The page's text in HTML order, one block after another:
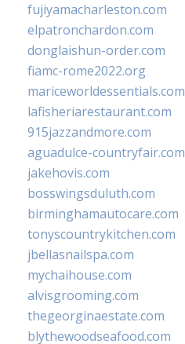
fujiyamacharleston.com
elpatronchardon.com
donglaishun-order.com
fiamc-rome2022.org
mariceworldessentials.com
lafisheriarestaurant.com
915jazzandmore.com
aguadulce-countryfair.com
jakehovis.com
bosswingsduluth.com
birminghamautocare.com
tonyscountrykitchen.com
jbellasnailspa.com
mychaihouse.com
alvisgrooming.com
thegeorginaestate.com
blythewoodseafood.com